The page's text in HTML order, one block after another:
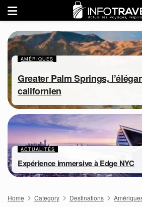
AMÉRIQUES
Greater Palm Springs,
californien
ACTUALITÉS
Expérience immersive à Edge NYC
Home Category Destinations